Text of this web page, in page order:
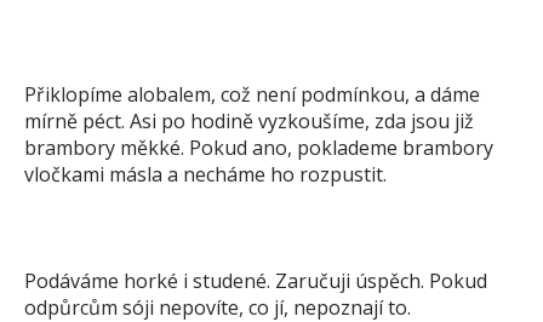
Přiklopíme alobalem, což není podmínkou, a dáme
mírně péct. Asi po hodině vyzkoušíme, zda jsou již
brambory měkké. Pokud ano, poklademe brambory
vločkami másla a necháme ho rozpustit.
Podáváme horké i studené. Zaručuji úspěch. Pokud
odpůrcům sóji nepovíte, co jí, nepoznají to.